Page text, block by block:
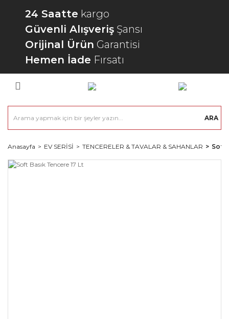
24 Saatte kargo
Güvenli Alışveriş Şansı
Orijinal Ürün Garantisi
Hemen İade Fırsatı
ARA
Anasayfa EV SERİSİ TENCERELER & TAVALAR & SAHANLAR Soft